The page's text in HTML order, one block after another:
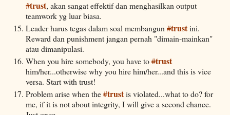
#trust, akan sangat effektif dan menghasilkan output
teamwork yg luar biasa.
Leader harus tegas dalam soal membangun #trustini.
Reward dan punishment jangan pernah "dimain-mainkan"
atau dimanipulasi.
When you hire somebody, you have to#trust
him/her...otherwise why you hire him/her...and this is vice
versa. Start with trust!
Problem arise when the#trustis violated...what to do? for
me, if it is not about integrity, I will give a second chance.